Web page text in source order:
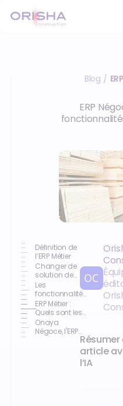
Blog /
ERP
Définition de
l’ERP Métier
Changer de
solution de
gestion : les
signes qui ne
trompent pas !
Les
fonctionnalités
métiers de
votre ERP
négoce de
bois
ERP Métier :
Quels sont les
avantages ?
Onaya
Négoce, l'ERP
article
l’IA